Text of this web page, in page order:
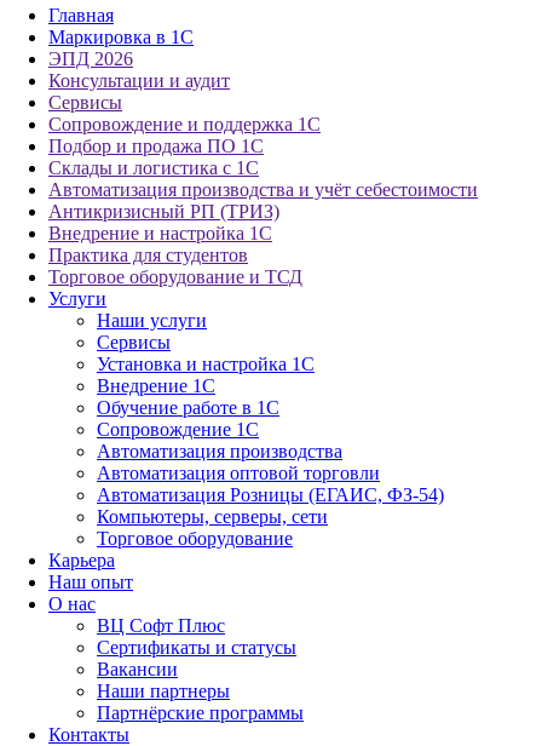
Главная
Маркировка в 1С
ЭПД 2026
Консультации и аудит
Сервисы
Сопровождение и поддержка 1С
Подбор и продажа ПО 1С
Склады и логистика с 1С
Автоматизация производства и учёт себестоимости
Антикризисный РП (ТРИЗ)
Внедрение и настройка 1С
Практика для студентов
Торговое оборудование и ТСД
Услуги
Наши услуги
Сервисы
Установка и настройка 1С
Внедрение 1С
Обучение работе в 1С
Сопровождение 1С
Автоматизация производства
Автоматизация оптовой торговли
Автоматизация Розницы (ЕГАИС, ФЗ-54)
Компьютеры, серверы, сети
Торговое оборудование
Карьера
Наш опыт
О нас
ВЦ Софт Плюс
Сертификаты и статусы
Вакансии
Наши партнеры
Партнёрские программы
Контакты